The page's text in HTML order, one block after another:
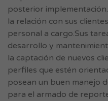
posterior
la relación con sus
personal a cargo.Sus
desarrollo y
la captación de nuevos
perfiles que estén
posean un buen manejo
para el armado de